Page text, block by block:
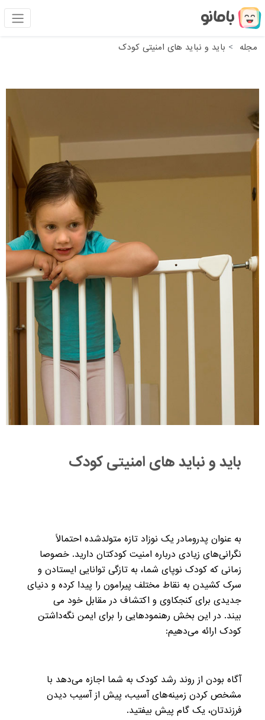
مجله باید و نباید های امنیتی کودک
باید و نباید های امنیتی کودک
به عنوان پدرومادر یک نوزاد تازه متولدشده احتمالاً
نگرانی‌های زیادی درباره امنیت کودکتان دارید. خصوصا
زمانی که کودک نوپای شما، به تازگی توانایی ایستادن و
سرک کشیدن به نقاط مختلف پیرامون را پیدا کرده و دنیای
جدیدی برای کنجکاوی و اکتشاف در مقابل خود می
بیند. در این بخش رهنمودهایی را برای ایمن نگه‌داشتن
کودک ارائه می‌دهیم:
آگاه بودن از روند رشد کودک به شما اجازه می‌دهد با
مشخص کردن زمینه‌های آسیب‌، پیش از آسیب دیدن
فرزندتان، یک گام پیش بیفتید.